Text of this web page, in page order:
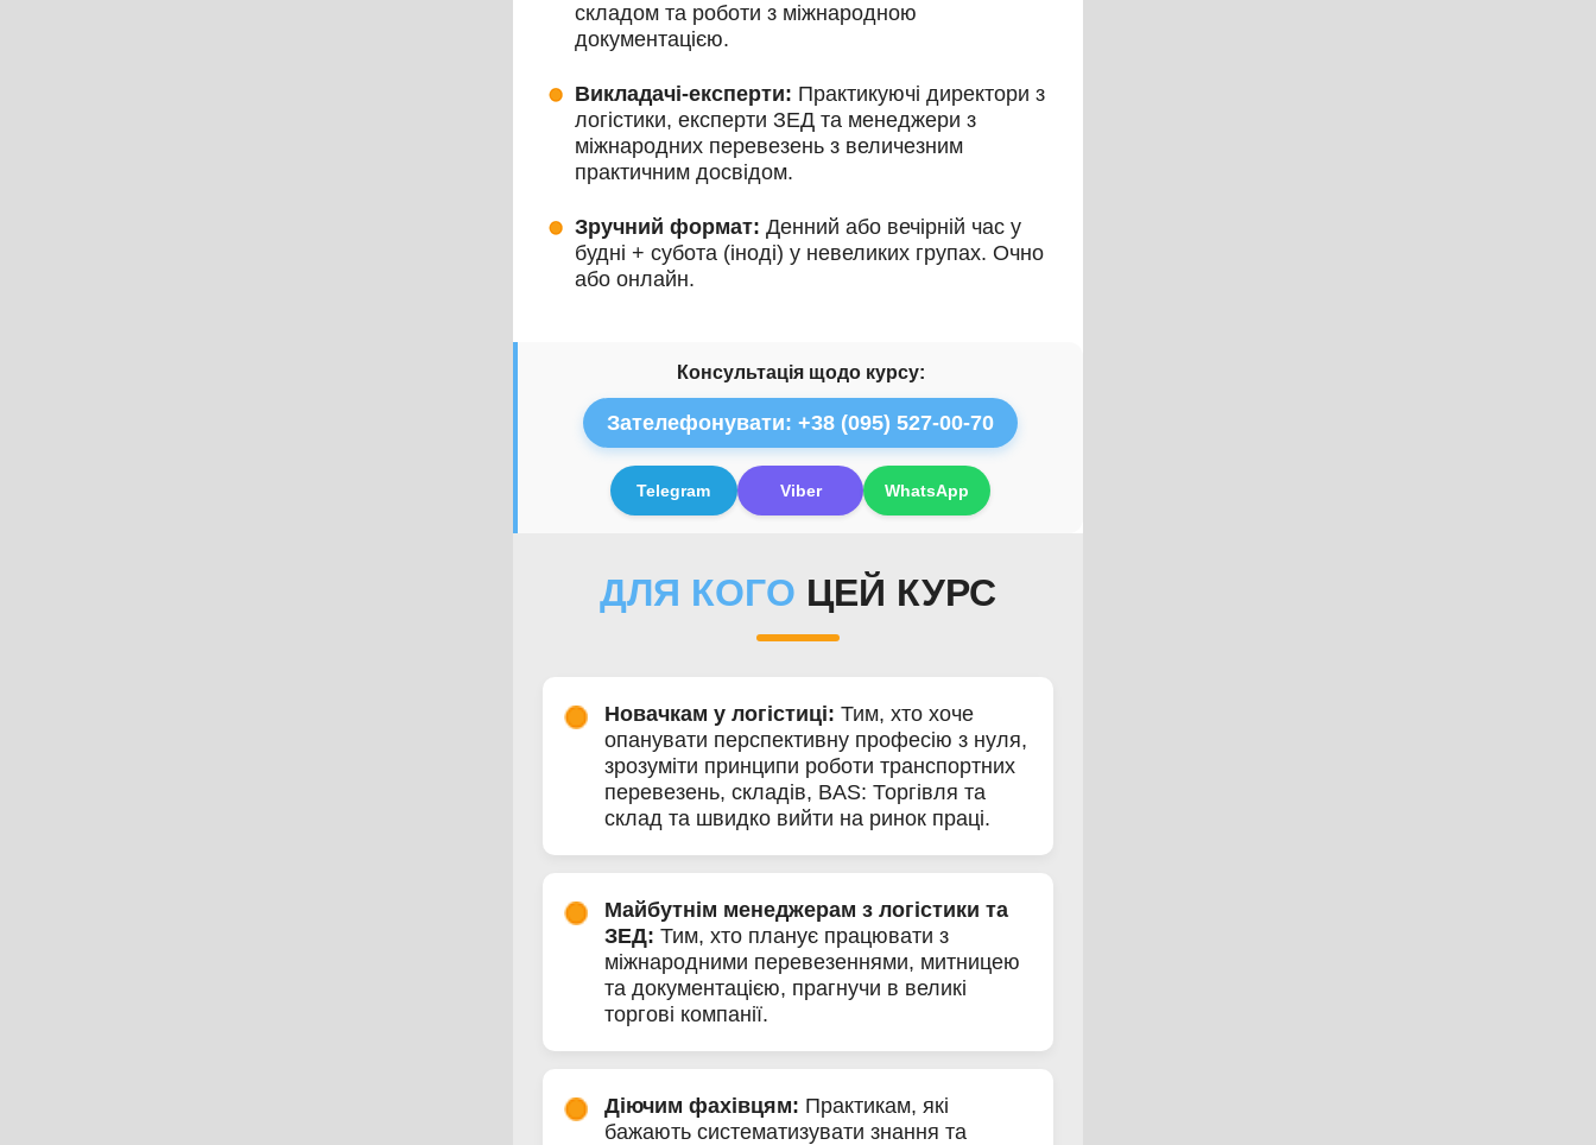
складом та роботи з міжнародною
документацією.
Викладачі-експерти: Практикуючі директори з
логістики, експерти ЗЕД та менеджери з
міжнародних перевезень з величезним
практичним досвідом.
Зручний формат: Денний або вечірній час у
будні + субота (іноді) у невеликих групах. Очно
або онлайн.
Консультація щодо курсу:
Зателефонувати: +38 (095) 527-00-70
Telegram Viber WhatsApp
ДЛЯ КОГО ЦЕЙ КУРС
Новачкам у логістиці: Тим, хто хоче
опанувати перспективну професію з нуля,
зрозуміти принципи роботи транспортних
перевезень, складів, BAS: Торгівля та
склад та швидко вийти на ринок праці.
Майбутнім менеджерам з логістики та
ЗЕД: Тим, хто планує працювати з
міжнародними перевезеннями, митницею
та документацією, прагнучи в великі
торгові компанії.
Діючим фахівцям: Практикам, які
бажають систематизувати знання та